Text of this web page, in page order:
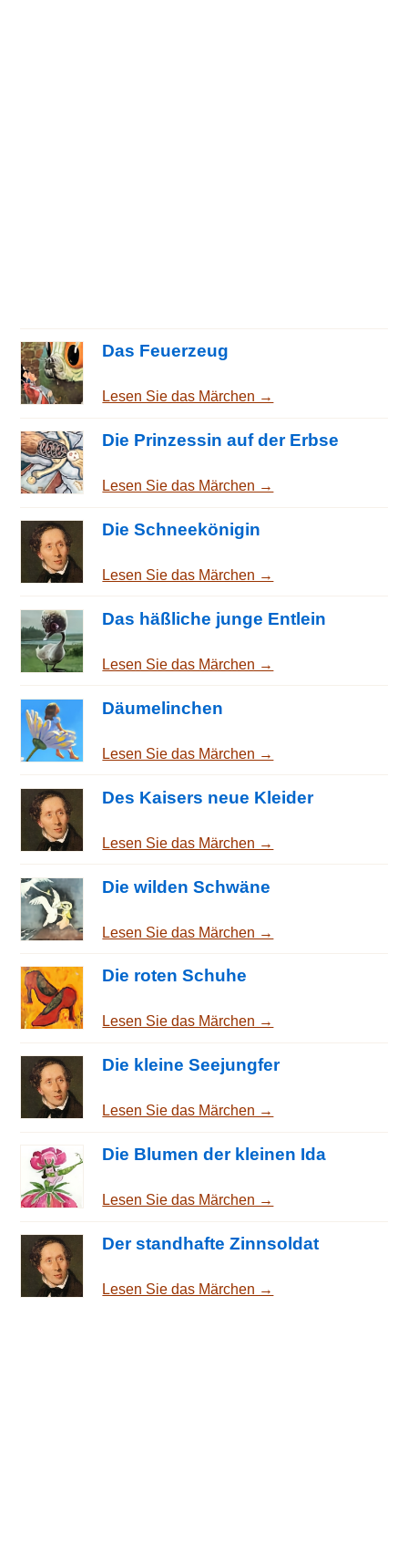
Das Feuerzeug
Lesen Sie das Märchen →
Die Prinzessin auf der Erbse
Lesen Sie das Märchen →
Die Schneekönigin
Lesen Sie das Märchen →
Das häßliche junge Entlein
Lesen Sie das Märchen →
Däumelinchen
Lesen Sie das Märchen →
Des Kaisers neue Kleider
Lesen Sie das Märchen →
Die wilden Schwäne
Lesen Sie das Märchen →
Die roten Schuhe
Lesen Sie das Märchen →
Die kleine Seejungfer
Lesen Sie das Märchen →
Die Blumen der kleinen Ida
Lesen Sie das Märchen →
Der standhafte Zinnsoldat
Lesen Sie das Märchen →